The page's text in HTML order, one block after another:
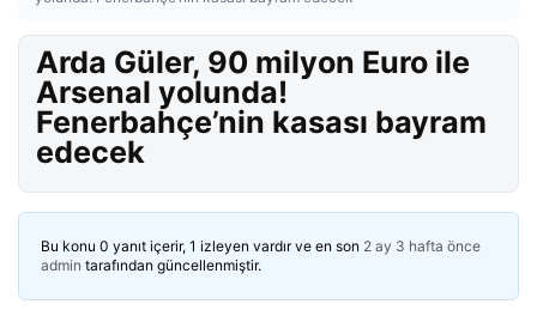
Arda Güler, 90 milyon Euro ile
Arsenal yolunda!
Fenerbahçe’nin kasası bayram
edecek
Bu konu 0 yanıt içerir, 1 izleyen vardır ve en son 2 ay 3 hafta önce
admin tarafından güncellenmiştir.